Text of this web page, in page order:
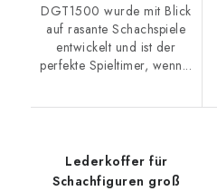
DGT1500 wurde mit Blick
auf rasante Schachspiele
entwickelt und ist der
perfekte Spieltimer, wenn...
Lederkoffer für
Schachfiguren groß